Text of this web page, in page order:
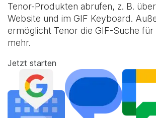
Tenor-Produkten abrufen, z. B.
Website und im GIF Keyboard.
ermöglicht Tenor die GIF-Suche für
mehr.
Jetzt starten